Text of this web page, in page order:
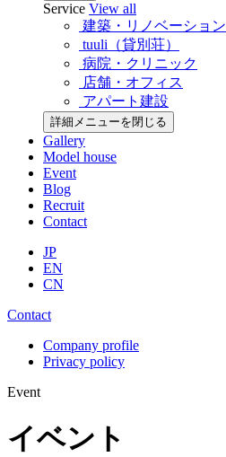
Service View all
建築・リノベーション
tuuli（貸別荘）
病院・クリニック
店舗・オフィス
アパート建設
詳細メニューを閉じる
Gallery
Model house
Event
Blog
Recruit
Contact
JP
EN
CN
Contact
Company profile
Privacy policy
Event
イベント